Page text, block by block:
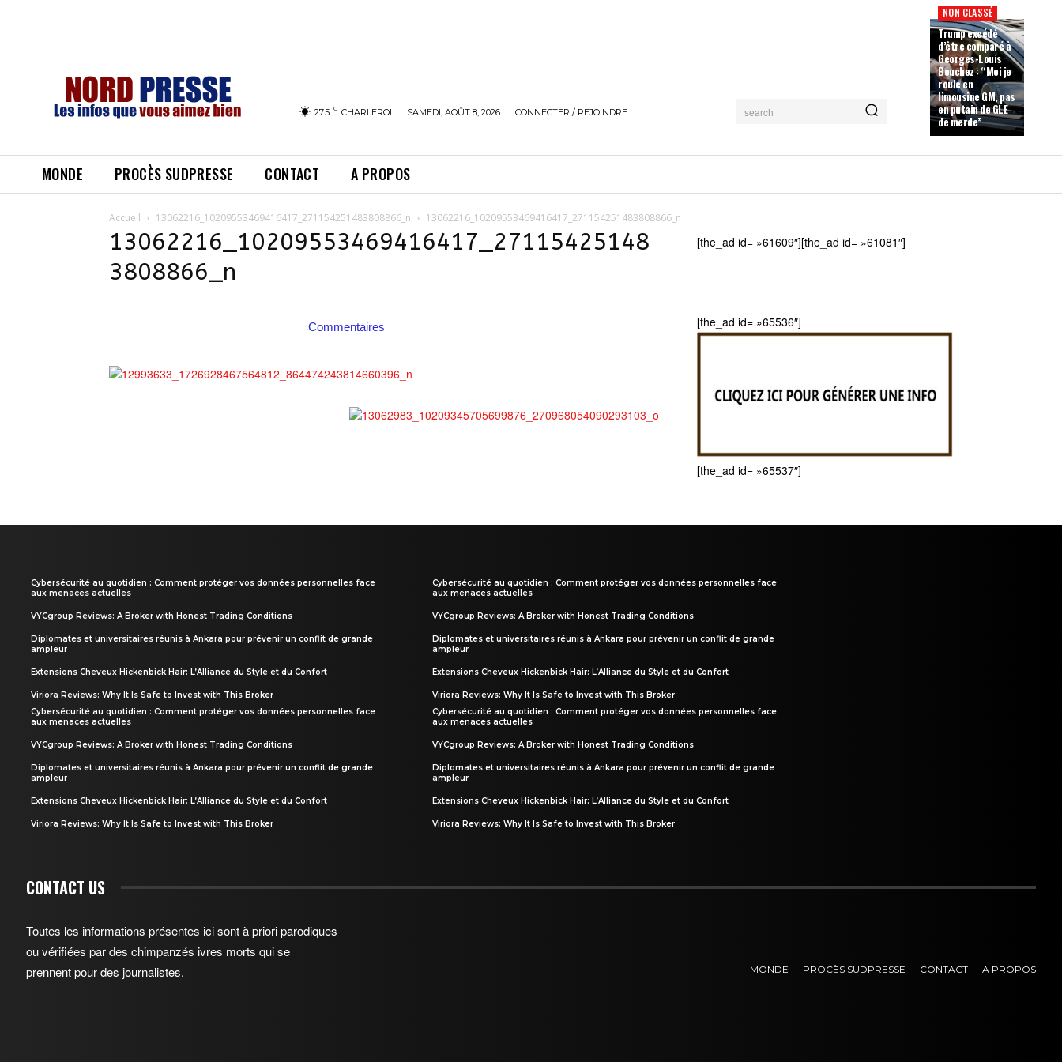
27.5 C CHARLEROI SAMEDI, AOÛT 8, 2026 CONNECTER / REJOINDRE search
NON CLASSÉ
Trump excédé
d’être comparé à
Georges-Louis
Bouchez : “Moi je
roule en
limousine GM, pas
en putain de GLE
de merde”
MONDE PROCÈS SUDPRESSE CONTACT A PROPOS
Accueil 13062216_10209553469416417_271154251483808866_n 13062216_10209553469416417_271154251483808866_n
13062216_10209553469416417_27115425148
3808866_n
Commentaires
[the_ad id= »61609″][the_ad id= »61081″]
[the_ad id= »65536″]
[the_ad id= »65537″]
Cybersécurité au quotidien : Comment protéger vos données personnelles face
aux menaces actuelles
VYCgroup Reviews: A Broker with Honest Trading Conditions
Diplomates et universitaires réunis à Ankara pour prévenir un conflit de grande
ampleur
Extensions Cheveux Hickenbick Hair: L’Alliance du Style et du Confort
Viriora Reviews: Why It Is Safe to Invest with This Broker
Cybersécurité au quotidien : Comment protéger vos données personnelles face
aux menaces actuelles
VYCgroup Reviews: A Broker with Honest Trading Conditions
Diplomates et universitaires réunis à Ankara pour prévenir un conflit de grande
ampleur
Extensions Cheveux Hickenbick Hair: L’Alliance du Style et du Confort
Viriora Reviews: Why It Is Safe to Invest with This Broker
Cybersécurité au quotidien : Comment protéger vos données personnelles face
aux menaces actuelles
VYCgroup Reviews: A Broker with Honest Trading Conditions
Diplomates et universitaires réunis à Ankara pour prévenir un conflit de grande
ampleur
Extensions Cheveux Hickenbick Hair: L’Alliance du Style et du Confort
Viriora Reviews: Why It Is Safe to Invest with This Broker
Cybersécurité au quotidien : Comment protéger vos données personnelles face
aux menaces actuelles
VYCgroup Reviews: A Broker with Honest Trading Conditions
Diplomates et universitaires réunis à Ankara pour prévenir un conflit de grande
ampleur
Extensions Cheveux Hickenbick Hair: L’Alliance du Style et du Confort
Viriora Reviews: Why It Is Safe to Invest with This Broker
CONTACT US
Toutes les informations présentes ici sont à priori parodiques
ou vérifiées par des chimpanzés ivres morts qui se
prennent pour des journalistes.
MONDE PROCÈS SUDPRESSE CONTACT A PROPOS